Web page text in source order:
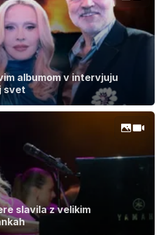
albumom v intervjuju
svet
slavila z velikim